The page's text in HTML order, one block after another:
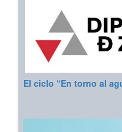
El ciclo “En torno al